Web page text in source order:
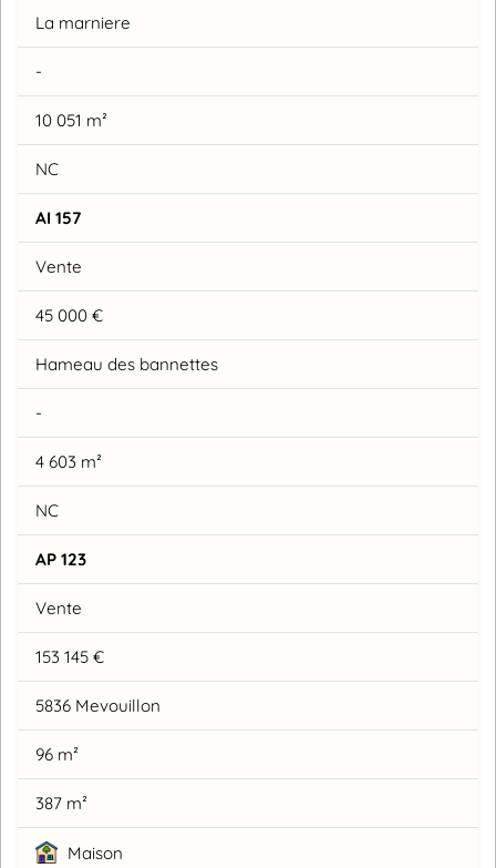
La marniere
-
10 051 m²
NC
AI 157
Vente
45 000 €
Hameau des bannettes
-
4 603 m²
NC
AP 123
Vente
153 145 €
5836 Mevouillon
96 m²
387 m²
Maison